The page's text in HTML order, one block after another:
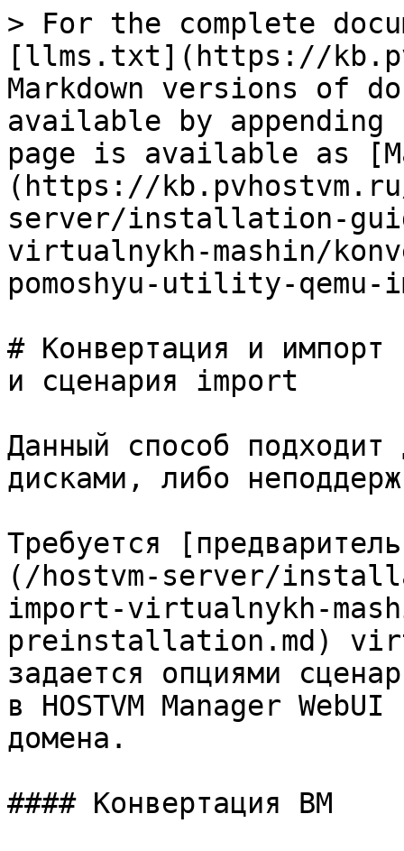
> For the complete
[llms.txt](https://
Markdown versions of
available by
page is available as
(https://
server/installation-
virtualnykh-mashin/
pomoshyu-utility-
# Конвертация и импорт
и сценария import
Данный способ
дисками, либо
Требуется
(/hostvm-server/
import-virtualnykh-
preinstallation.md)
задается опциями
в HOSTVM Manager
домена.
#### Конвертация ВМ